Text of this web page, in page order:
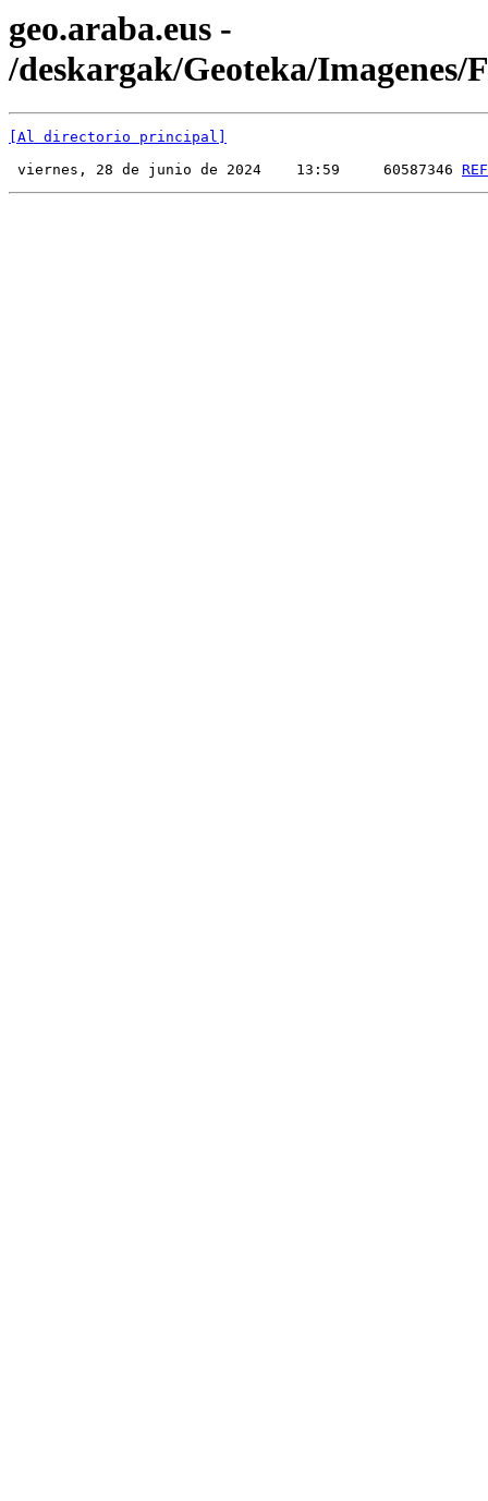
geo.araba.eus -
/deskargak/Geoteka/Imagenes/
[Al directorio principal]
viernes, 28 de junio de 2024    13:59     60587346